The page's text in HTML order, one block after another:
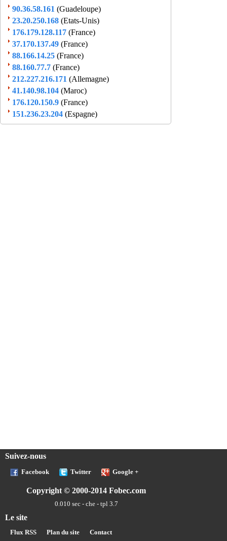
90.36.58.161 (Guadeloupe)
23.20.250.168 (Etats-Unis)
176.179.128.117 (France)
37.170.137.49 (France)
88.166.14.25 (France)
88.160.77.7 (France)
212.227.216.171 (Allemagne)
41.140.98.104 (Maroc)
176.120.150.9 (France)
151.236.23.204 (Espagne)
Suivez-nous
Facebook Twitter Google +
Copyright © 2000-2014 Fobec.com
0.010 sec - che - tpl 3.7
Le site
Flux RSS Plan du site Contact